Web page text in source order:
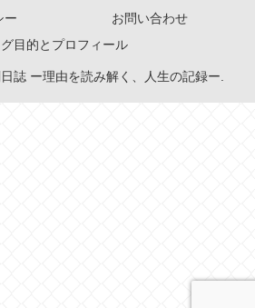
ー
お問い合わせ
目的とプロフィール
誌 ー理由を読み解く、人生の記録ー.